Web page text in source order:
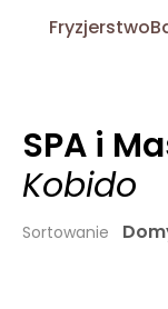
Fryzjerstwo
SPA i
Kobido
Sortowanie